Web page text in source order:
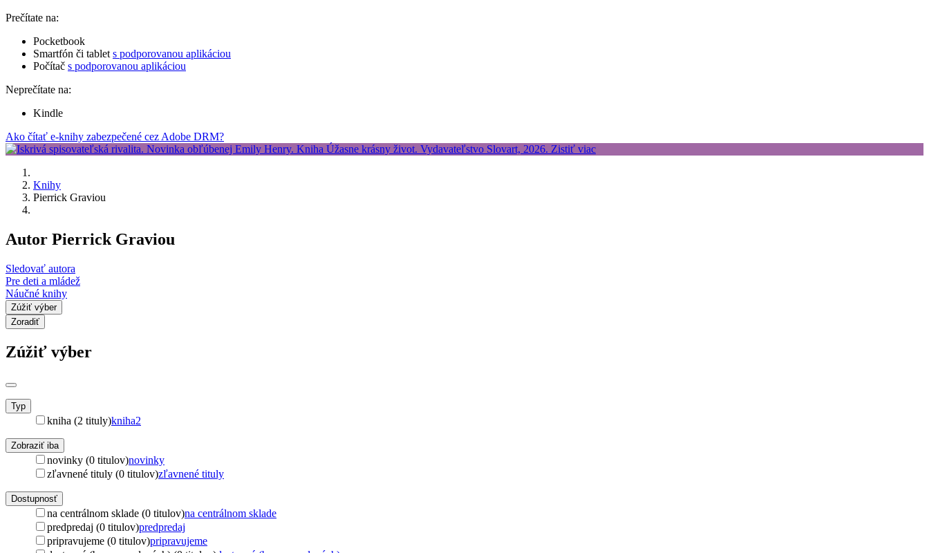
Prečítate na:
Pocketbook
Smartfón či tablet s podporovanou aplikáciou
Počítač s podporovanou aplikáciou
Neprečítate na:
Kindle
Ako čítať e-knihy zabezpečené cez Adobe DRM?
Knihy
Pierrick Graviou
Autor Pierrick Graviou
Sledovať autora
Pre deti a mládež
Náučné knihy
Zúžiť výber
Zoradiť
Zúžiť výber
Typ
kniha (2 tituly)kniha2
Zobraziť iba
novinky (0 titulov)novinky
zľavnené tituly (0 titulov)zľavnené tituly
Dostupnosť
na centrálnom sklade (0 titulov)na centrálnom sklade
predpredaj (0 titulov)predpredaj
pripravujeme (0 titulov)pripravujeme